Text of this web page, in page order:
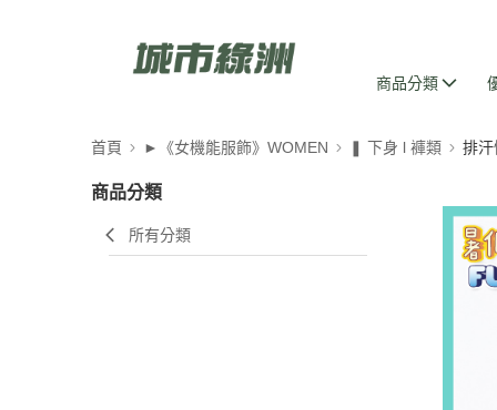
商品分類
首頁 ►《女機能服飾》WOMEN ❚ 下身 l 褲類 排汗
商品分類
所有分類